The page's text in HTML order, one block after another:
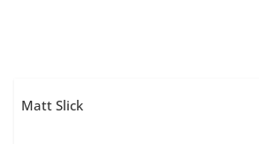
Matt Slick